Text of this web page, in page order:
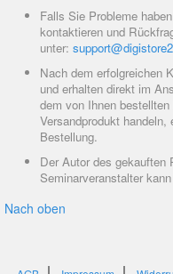
Falls Sie Probleme
kontaktieren und
unter:
Nach dem erfolgreichen
und erhalten direkt im
dem von Ihnen
Versandprodukt handeln,
Bestellung.
Der Autor des gekauften
Seminarveranstalter
Nach oben